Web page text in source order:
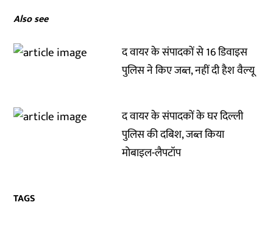
Also see
द वायर के संपादकों से 16 डिवाइस
पुलिस ने किए जब्त, नहीं दी हैश वैल्यू
द वायर के संपादकों के घर दिल्ली
पुलिस की दबिश, जब्त किया
मोबाइल-लैपटॉप
TAGS